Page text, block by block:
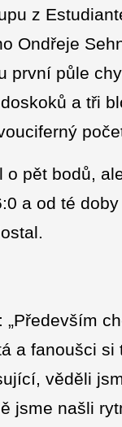
z
Ondřeje
první půle
a tři
pět bodů,
a od té
„Především
a fanoušci
věděli
jsme našli